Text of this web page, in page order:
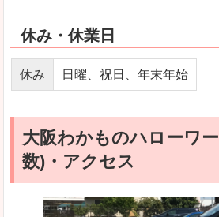
休み・休業日
休み 日曜、祝日、年末年始
大阪わかものハローワ
数)・アクセス